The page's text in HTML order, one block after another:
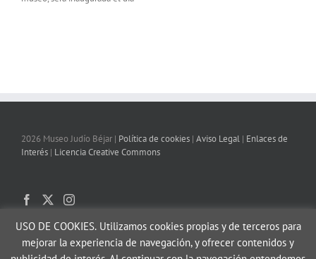
2026 Museo Judío Béjar | Política de cookies | Aviso Legal | Enlaces de
Interés | Licencia Creative Commons
USO DE COOKIES.Utilizamos cookies propias y de terceros para
mejorar la experiencia de navegación, y ofrecer contenidos y